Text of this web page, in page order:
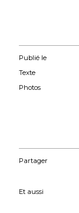
Publié le
Texte
Photos
Partager
Et aussi